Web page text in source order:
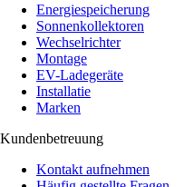
Energiespeicherung
Sonnenkollektoren
Wechselrichter
Montage
EV-Ladegeräte
Installatie
Marken
Kundenbetreuung
Kontakt aufnehmen